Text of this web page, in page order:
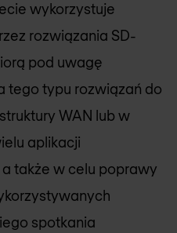
wykorzystuje
rozwiązania SD-
pod uwagę
tego typu rozwiązań do
WAN lub w
aplikacji
także w celu poprawy
spotkania